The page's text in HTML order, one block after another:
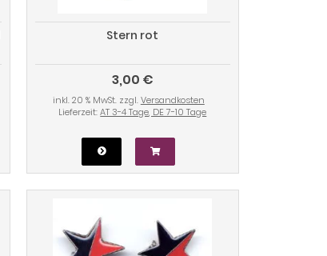
Stern rot
3,00 €
inkl. 20 % MwSt. zzgl.Versandkosten
Lieferzeit:AT 3-4 Tage, DE 7-10 Tage